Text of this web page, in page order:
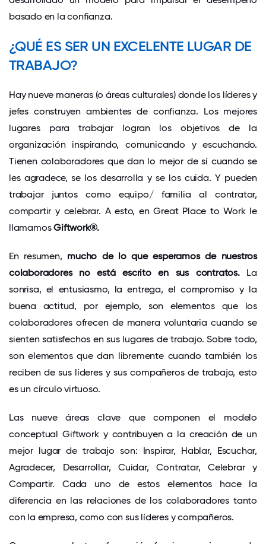
basado en la confianza.
¿QUÉ ES SER UN EXCELENTE LUGAR DE
TRABAJO?
Hay nueve maneras (o áreas culturales) donde los líderes y
jefes construyen ambientes de confianza. Los mejores
lugares para trabajar logran los objetivos de la
organización inspirando, comunicando y escuchando.
Tienen colaboradores que dan lo mejor de sí cuando se
les agradece, se los desarrolla y se los cuida. Y pueden
trabajar juntos como equipo/ familia al contratar,
compartir y celebrar. A esto, en Great Place to Work le
llamamosGiftwork®.
En resumen, mucho de lo que esperamos de nuestros
colaboradores no está escrito en sus contratos.La
sonrisa, el entusiasmo, la entrega, el compromiso y la
buena actitud, por ejemplo, son elementos que los
colaboradores ofrecen de manera voluntaria cuando se
sienten satisfechos en sus lugares de trabajo. Sobre todo,
son elementos que dan libremente cuando también los
reciben de sus líderes y sus compañeros de trabajo, esto
es un círculo virtuoso.
Las nueve áreas clave que componen el modelo
conceptual Giftwork y contribuyen a la creación de un
mejor lugar de trabajo son: Inspirar, Hablar, Escuchar,
Agradecer, Desarrollar, Cuidar, Contratar, Celebrar y
Compartir. Cada uno de estos elementos hace la
diferencia en las relaciones de los colaboradores tanto
con la empresa, como con sus líderes y compañeros.